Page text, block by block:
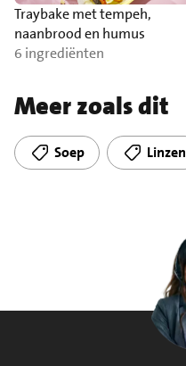
Traybake met tempeh,
naanbrood en humus
6 ingrediënten
Meer zoals dit
Soep Linzen